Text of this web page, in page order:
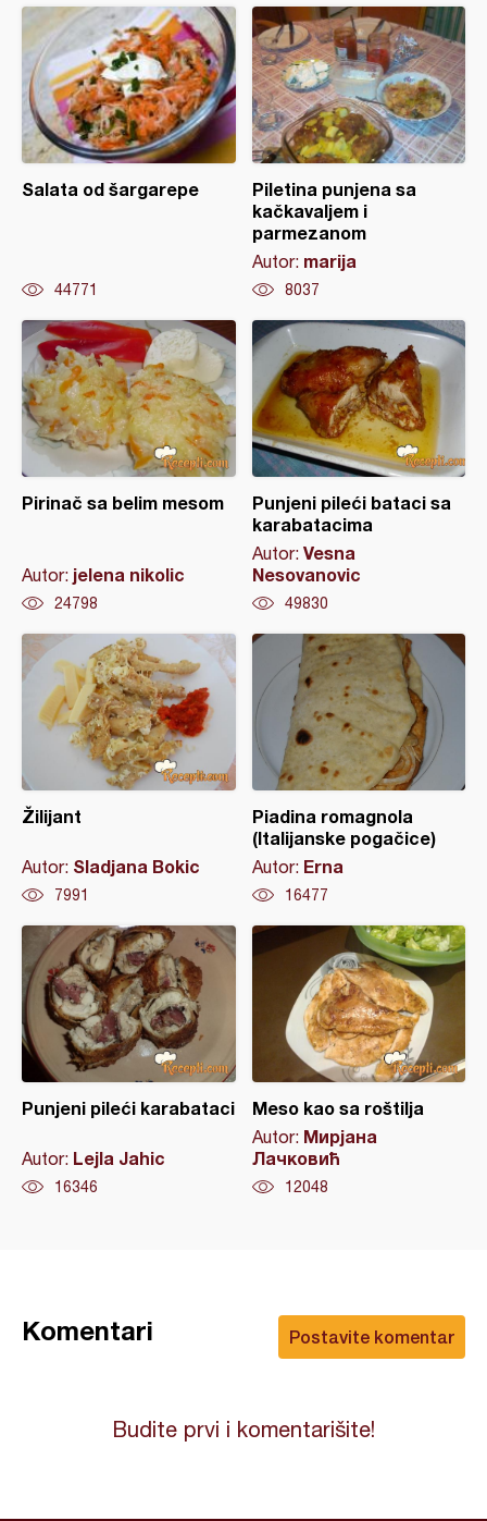
Salata od šargarepe
44771
Piletina punjena sa
kačkavaljem i
parmezanom
Autor: marija
8037
Pirinač sa belim mesom
Autor: jelena nikolic
24798
Punjeni pileći bataci sa
karabatacima
Autor: Vesna
Nesovanovic
49830
Žilijant
Autor: Sladjana Bokic
7991
Piadina romagnola
(Italijanske pogačice)
Autor: Erna
16477
Punjeni pileći karabataci
Autor: Lejla Jahic
16346
Meso kao sa roštilja
Autor: Мирјана
Лачковић
12048
Postavite komentar
Komentari
Budite prvi i komentarišite!